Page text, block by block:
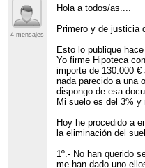
4 mensajes
Hola a todos/as....
Primero y de justicia
Esto lo publique
Yo firme Hipoteca
importe de 130.000
nada parecido a una
dispongo de esa
Mi suelo es del 3%
Hoy he procedido a
la eliminación del
1º.- No han querido
me han dado uno